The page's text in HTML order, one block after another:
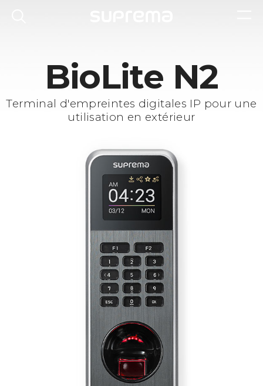
BioLite N2
Terminal d'empreintes digitales IP pour une
utilisation en extérieur